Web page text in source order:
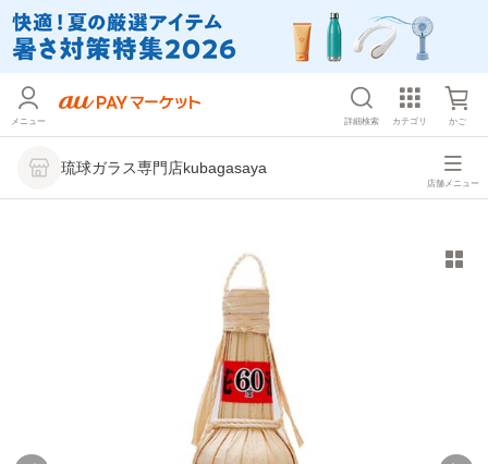
メニュー 詳細検索 カテゴリ かご
琉球ガラス専門店kubagasaya
店舗メニュー